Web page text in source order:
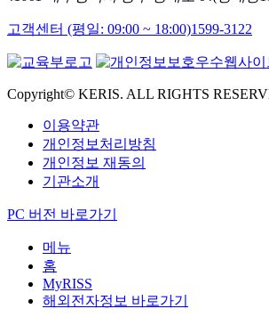
고객센터 (평일: 09:00 ~ 18:00)1599-3122
Copyright© KERIS. ALL RIGHTS
이용약관
개인정보처리방침
개인정보 재동의
기관소개
PC 버전 바로가기
메뉴
홈
MyRISS
해외전자정보 바로가기